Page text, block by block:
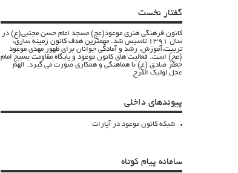
گفتار نخست
کانون فرهنگی هنری موعود(عج) مسجد امام حسن مجتبی(ع) در
سال 1391 تاسیس شد. مهمترین هدف کانون زمینه سازی،
تربیت،آموزش، رشد و آمادگی جوانان برای ظهور مهدی موعود
(عج) است. فعالیت های کانون موعود و پایگاه مقاومت بسیج امام
جعفر صادق (ع) با هماهنگی و همکاری صورت می گیرد. الهم
عجل لولیک الفرج
پیوندهای داخلی
شبکه کانون موعود در آپارات
سامانه پیام کوتاه